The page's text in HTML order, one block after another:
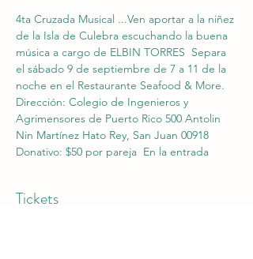
4ta Cruzada Musical ...Ven aportar a la niñez
de la Isla de Culebra escuchando la buena
música a cargo de ELBIN TORRES  Separa
el sábado 9 de septiembre de 7 a 11 de la
noche en el Restaurante Seafood & More.
Dirección: Colegio de Ingenieros y
Agrimensores de Puerto Rico 500 Antolin
Nin Martínez Hato Rey, San Juan 00918
Donativo: $50 por pareja  En la entrada
Tickets